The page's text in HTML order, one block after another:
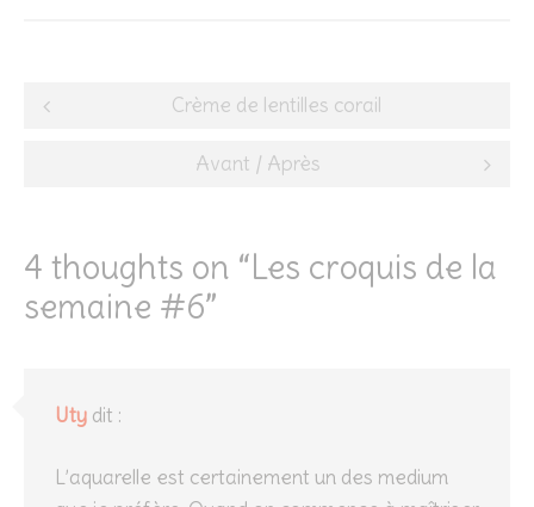
Post
navigation
Crème de lentilles corail
Avant / Après
4 thoughts on “Les croquis de la
semaine #6”
Uty dit :
L’aquarelle est certainement un des medium